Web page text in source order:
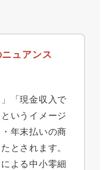
ュアンス
「現金収入で
いうイメージ
年末払いの商
とされます。
よる中小零細